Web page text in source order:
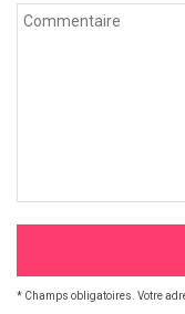
* Champs obligatoires. Votre